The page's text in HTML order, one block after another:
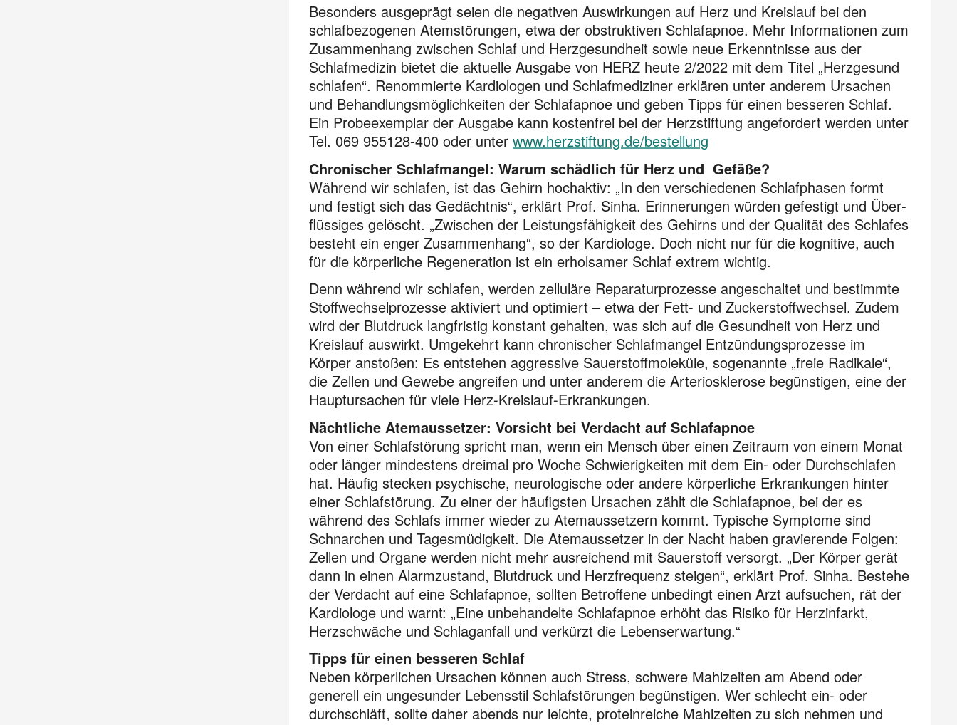
Besonders ausgeprägt seien die negativen Auswirkungen auf Herz und Kreislauf bei den
schlafbezogenen Atemstörungen, etwa der obstruktiven Schlafapnoe. Mehr Informationen zum
Zusammenhang zwischen Schlaf und Herzgesundheit sowie neue Erkenntnisse aus der
Schlafmedizin bietet die aktuelle Ausgabe von HERZ heute 2/2022 mit dem Titel „Herzgesund
schlafen“. Renommierte Kardiologen und Schlaf­medi­ziner erklären unter anderem Ursachen
und Behandlungsmöglichkeiten der Schlafapnoe und geben Tipps für einen besseren Schlaf.
Ein Probeexemplar der Ausgabe kann kostenfrei bei der Herzstiftung ange­fordert werden unter
Tel. 069 955128-400 oder unter www.herzstiftung.de/bestellung
Chronischer Schlafmangel: Warum schädlich für Herz und Gefäße?
Während wir schlafen, ist das Gehirn hochaktiv: „In den verschiedenen Schlafphasen formt
und festigt sich das Gedächtnis“, erklärt Prof. Sinha. Erinnerungen würden gefestigt und Über­
flüssiges gelöscht. „Zwischen der Leistungsfähigkeit des Gehirns und der Qualität des Schlafes
besteht ein enger Zusammen­hang“, so der Kardiologe. Doch nicht nur für die kognitive, auch
für die körperliche Regeneration ist ein erholsamer Schlaf extrem wichtig.
Denn während wir schlafen, werden zelluläre Reparaturprozesse angeschaltet und bestimmte
Stoff­wechsel­­prozesse aktiviert und optimiert – etwa der Fett- und Zucker­stoff­wechsel. Zudem
wird der Blut­druck langfristig konstant gehalten, was sich auf die Gesundheit von Herz und
Kreislauf auswirkt. Umge­kehrt kann chronischer Schlafmangel Entzündungsprozesse im
Körper anstoßen: Es entstehen aggressive Sauerstoffmoleküle, sogenannte „freie Radikale“,
die Zellen und Gewebe angreifen und unter anderem die Arteriosklerose begünstigen, eine der
Hauptursachen für viele Herz-Kreislauf-Erkrankungen.
Nächtliche Atemaussetzer: Vorsicht bei Verdacht auf Schlafapnoe
Von einer Schlafstörung spricht man, wenn ein Mensch über einen Zeitraum von einem Monat
oder länger mindestens dreimal pro Woche Schwierigkeiten mit dem Ein- oder Durchschlafen
hat. Häufig stecken psychische, neurologische oder andere körperliche Erkrankungen hinter
einer Schlafstörung. Zu einer der häufigsten Ursachen zählt die Schlafapnoe, bei der es
während des Schlafs immer wieder zu Atem­aus­setzern kommt. Typische Symptome sind
Schnarchen und Tagesmüdigkeit. Die Atemaussetzer in der Nacht haben gravierende Folgen:
Zellen und Organe werden nicht mehr ausreichend mit Sauerstoff versorgt. „Der Körper gerät
dann in einen Alarmzustand, Blutdruck und Herzfrequenz steigen“, erklärt Prof. Sinha. Bestehe
der Verdacht auf eine Schlafapnoe, sollten Betroffene unbedingt einen Arzt aufsuchen, rät der
Kardiologe und warnt: „Eine unbehandelte Schlafapnoe erhöht das Risiko für Herzinfarkt,
Herzschwäche und Schlaganfall und verkürzt die Lebenserwartung.“
Tipps für einen besseren Schlaf
Neben körperlichen Ursachen können auch Stress, schwere Mahlzeiten am Abend oder
generell ein ungesunder Lebensstil Schlafstörungen begünstigen. Wer schlecht ein- oder
durchschläft, sollte daher abends nur leichte, proteinreiche Mahl­zeiten zu sich nehmen und